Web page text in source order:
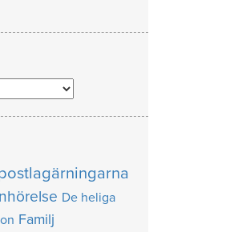
De heliga
Familj